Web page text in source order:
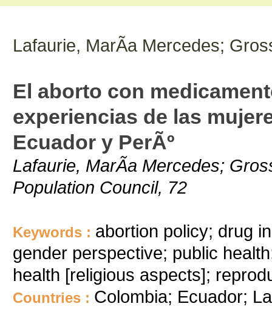
Lafaurie, MarÃ­a Mercedes;
El aborto con
experiencias de las
Ecuador y PerÃº
Lafaurie, MarÃ­a Mercedes;
Population Council, 72
Keywords : abortion policy; drug
gender perspective; public
health [religious aspects];
Countries : Colombia; Ecuador;